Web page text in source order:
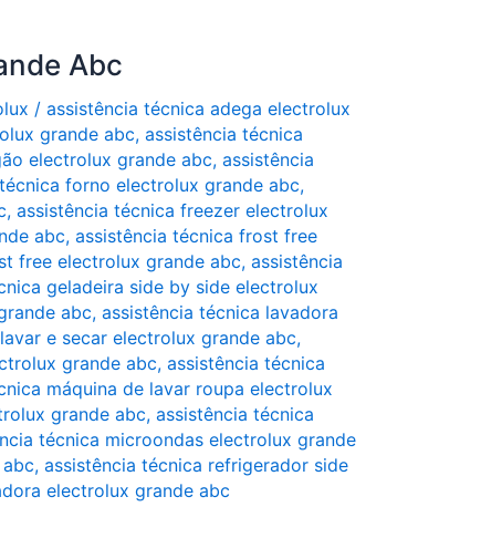
Abc
/ assistência técnica adega electrolux
grande abc, assistência técnica
electrolux grande abc, assistência
forno electrolux grande abc,
, assistência técnica freezer electrolux
abc, assistência técnica frost free
free electrolux grande abc, assistência
geladeira side by side electrolux
abc, assistência técnica lavadora
e secar electrolux grande abc,
grande abc, assistência técnica
máquina de lavar roupa electrolux
grande abc, assistência técnica
técnica microondas electrolux grande
, assistência técnica refrigerador side
electrolux grande abc